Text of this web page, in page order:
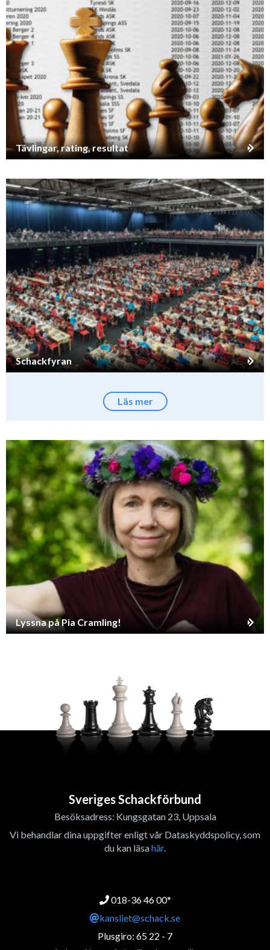
Tävlingar, rating, resultat
Schackfyran
Läs mer
Lyssna på Pia Cramling!
Sveriges Schackförbund
Besöksadress: Kungsgatan 23, Uppsala
Vi behandlar dina uppgifter enligt vår Dataskyddspolicy, som
du kan läsahär.
018-36 46 00*
kansliet@schack.se
Plusgiro: 65 22 - 7